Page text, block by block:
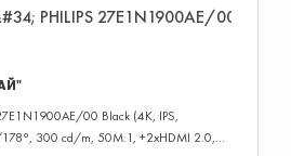
00 Black (4K, IPS,
300 cd/m, 50M:1, +2xHDMI 2.0,